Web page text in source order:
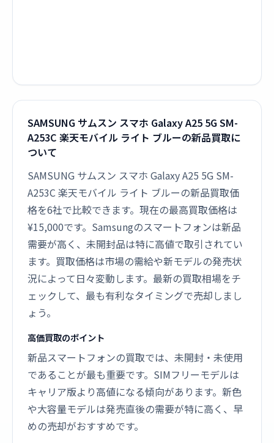
SAMSUNG サムスン スマホ Galaxy A25 5G SM-
A253C 楽天モバイル ライト ブルーの新品買取に
ついて
SAMSUNG サムスン スマホ Galaxy A25 5G SM-
A253C 楽天モバイル ライト ブルーの新品買取価
格を6社で比較できます。現在の最高買取価格は
¥15,000です。Samsungのスマートフォンは新品
需要が高く、未開封品は特に高値で取引されてい
ます。買取価格は市場の需給や新モデルの発売状
況によって日々変動します。最新の買取相場をチ
ェックして、最も有利なタイミングで売却しまし
ょう。
高価買取のポイント
新品スマートフォンの買取では、未開封・未使用
であることが最も重要です。SIMフリーモデルは
キャリア版より高値になる傾向があります。新色
や大容量モデルは発売直後の需要が特に高く、早
めの売却がおすすめです。